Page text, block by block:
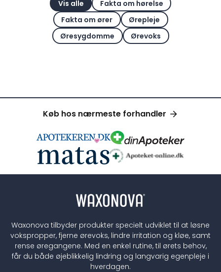
Vis alle
Fakta om hørelse
Fakta om ører
Ørepleje
Øresygdomme
Ørevoks
Køb hos nærmeste forhandler
Waxonova tilbyder produkter specielt udviklet til at løsne
vokspropper, fjerne ørevoks, lindre irritation og kløe, samt
rense øregangene. Med en enkel rutine, til ørets behov,
får du både øjeblikkelig lindring og langvarig egenpleje i
hverdagen.